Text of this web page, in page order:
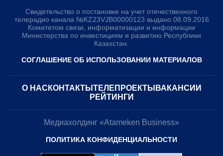
Свидетельство о постановке на учет отечественного
телерадио канала №KZ23VJB00000123 выдано 08.09.2016
Комитетом связи, информатизации и информации
Министерства по инвестициям и развитию Республики
Казахстан.
СОГЛАШЕНИЕ ОБ ИСПОЛЬЗОВАНИИ МАТЕРИАЛОВ
О НАС КОНТАКТЫ ТЕЛЕПРОЕКТЫ ВАКАНСИИ
РЕЙТИНГИ
Медиахолдинг «Atameken Business»
ПОЛИТИКА КОНФИДЕНЦИАЛЬНОСТИ